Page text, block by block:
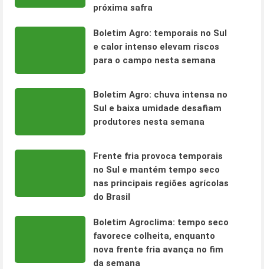
próxima safra
Boletim Agro: temporais no Sul
e calor intenso elevam riscos
para o campo nesta semana
Boletim Agro: chuva intensa no
Sul e baixa umidade desafiam
produtores nesta semana
Frente fria provoca temporais
no Sul e mantém tempo seco
nas principais regiões agrícolas
do Brasil
Boletim Agroclima: tempo seco
favorece colheita, enquanto
nova frente fria avança no fim
da semana